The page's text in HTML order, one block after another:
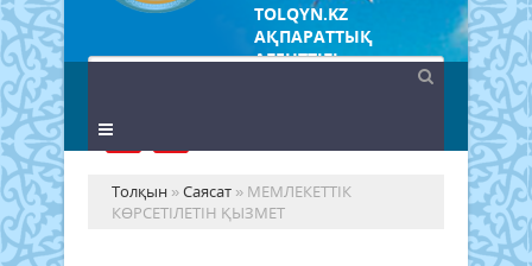
TOLQYN.KZ
АҚПАРАТТЫҚ
АГЕНТТІГІ
Толқын »Саясат » МЕМЛЕКЕТТІК
КӨРСЕТІЛЕТІН ҚЫЗМЕТ